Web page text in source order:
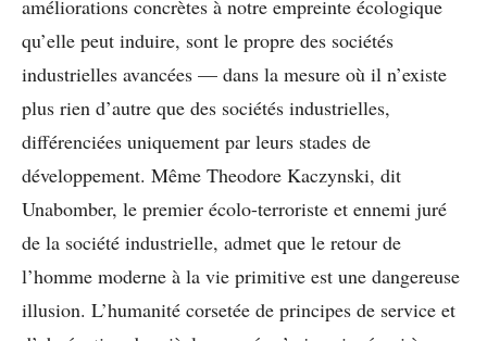
améliorations concrètes à notre empreinte écologique
qu’elle peut induire, sont le propre des sociétés
industrielles avancées — dans la mesure où il n’existe
plus rien d’autre que des sociétés industrielles,
différenciées uniquement par leurs stades de
développement. Même Theodore Kaczynski, dit
Unabomber, le premier écolo-terroriste et ennemi juré
de la société industrielle, admet que le retour de
l’homme moderne à la vie primitive est une dangereuse
illusion. L’humanité corsetée de principes de service et